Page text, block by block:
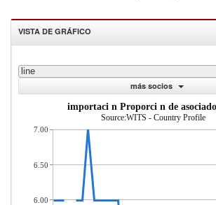
VISTA DE GRÁFICO
line
más socios
importaci n Proporci n de
Source:WITS - Country Profile
7.00
6.50
6.00